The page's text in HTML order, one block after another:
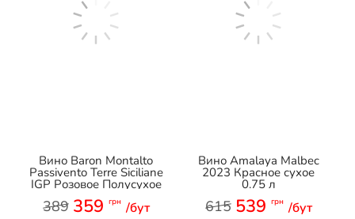
Вино Baron Montalto
Passivento Terre Siciliane
IGP Розовое Полусухое
0.75 л
389 359 грн /бут
Вино Amalaya Malbec
2023 Красное сухое
0.75 л
615 539 грн /бут